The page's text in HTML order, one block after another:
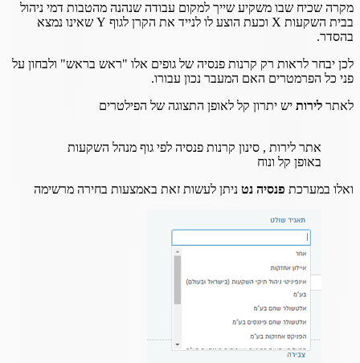
מקרה שכיח שבו משקיע שייך למקום עבודה שנהנה מהטבות דמי ניהול
בבית השקעות X וכעת הוצע לו לנייד את הקרן לגוף Y שאינו נמצא
בהסדר.
לכן יבחר לראות רק קרנות פנסיה של גופים אלו "ראש בראש" ולבחון על
פני כל הפרמטרים האם המעבר נכון עבורו.
לאתר לירות יש יתרון קל לאופן התצוגה של הפילטרים
אתר לירות , סינון קרנות פנסיה לפי גוף מנהל השקעות
באופן קל ונוח
ואלו במערכת פנסיה נט ניתן לעשות זאת באמצעות בחירה מרשימה